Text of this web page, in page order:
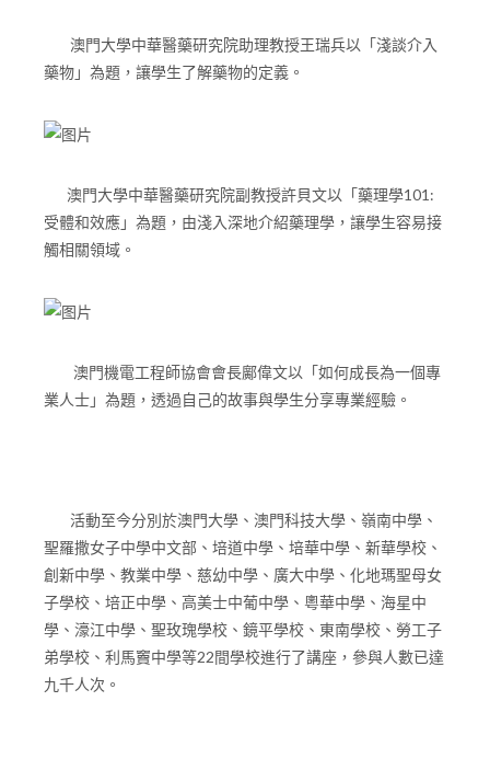
澳門大學中華醫藥研究院助理教授王瑞兵以「淺談介入
藥物」為題，讓學生了解藥物的定義。
澳門大學中華醫藥研究院副教授許貝文以「藥理學101:
受體和效應」為題，由淺入深地介紹藥理學，讓學生容易接
觸相關領域。
澳門機電工程師協會會長鄺偉文以「如何成長為一個專
業人士」為題，透過自己的故事與學生分享專業經驗。
活動至今分別於澳門大學、澳門科技大學、嶺南中學、
聖羅撒女子中學中文部、培道中學、培華中學、新華學校、
創新中學、教業中學、慈幼中學、廣大中學、化地瑪聖母女
子學校、培正中學、高美士中葡中學、粵華中學、海星中
學、濠江中學、聖玫瑰學校、鏡平學校、東南學校、勞工子
弟學校、利馬竇中學等22間學校進行了講座，參與人數已達
九千人次。